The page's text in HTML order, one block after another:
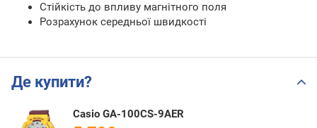
Стійкість до впливу магнітного поля
Розрахунок середньої швидкості
Де купити?
Casio GA-100CS-9AER